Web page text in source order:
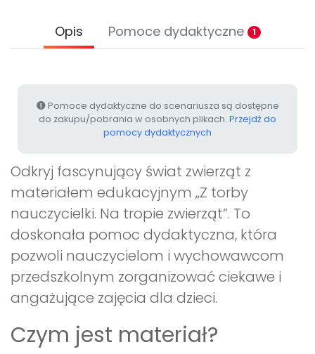
Opis Pomoce dydaktyczne 1
Pomoce dydaktyczne do scenariusza są dostępne
do zakupu/pobrania w osobnych plikach. Przejdź do
pomocy dydaktycznych
Odkryj fascynujący świat zwierząt z
materiałem edukacyjnym „Z torby
nauczycielki. Na tropie zwierząt”. To
doskonała pomoc dydaktyczna, która
pozwoli nauczycielom i wychowawcom
przedszkolnym zorganizować ciekawe i
angażujące zajęcia dla dzieci.
Czym jest materiał?